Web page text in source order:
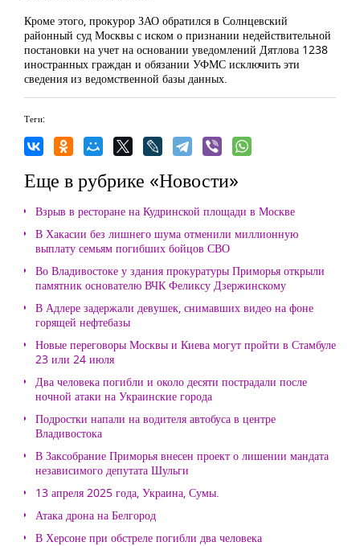
Кроме этого, прокурор ЗАО обратился в Солнцевский
районный суд Москвы с иском о признании недействительной
постановки на учет на основании уведомлений Дятлова 1238
иностранных граждан и обязании УФМС исключить эти
сведения из ведомственной базы данных.
Теги:
Еще в рубрике «Новости»
Взрыв в ресторане на Кудринской площади в Москве
В Хакасии без лишнего шума отменили миллионную
выплату семьям погибших бойцов СВО
Во Владивостоке у здания прокуратуры Приморья открыли
памятник основателю ВЧК Феликсу Дзержинскому
В Адлере задержали девушек, снимавших видео на фоне
горящей нефтебазы
Новые переговоры Москвы и Киева могут пройти в Стамбуле
23 или 24 июля
Два человека погибли и около десяти пострадали после
ночной атаки на Украинские города
Подростки напали на водителя автобуса в центре
Владивостока
В Заксобрание Приморья внесен проект о лишении мандата
независимого депутата Шульги
13 апреля 2025 года, Украина, Сумы.
Атака дрона на Белгород
В Херсоне при обстреле погибли два человека